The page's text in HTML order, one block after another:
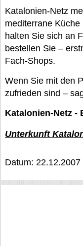
Katalonien-Netz
mediterrane
halten Sie sich an
bestellen Sie –
Fach-Shops.
Wenn Sie mit den
zufrieden sind –
Katalonien-Netz -
Unterkunft
Datum: 22.12.2007